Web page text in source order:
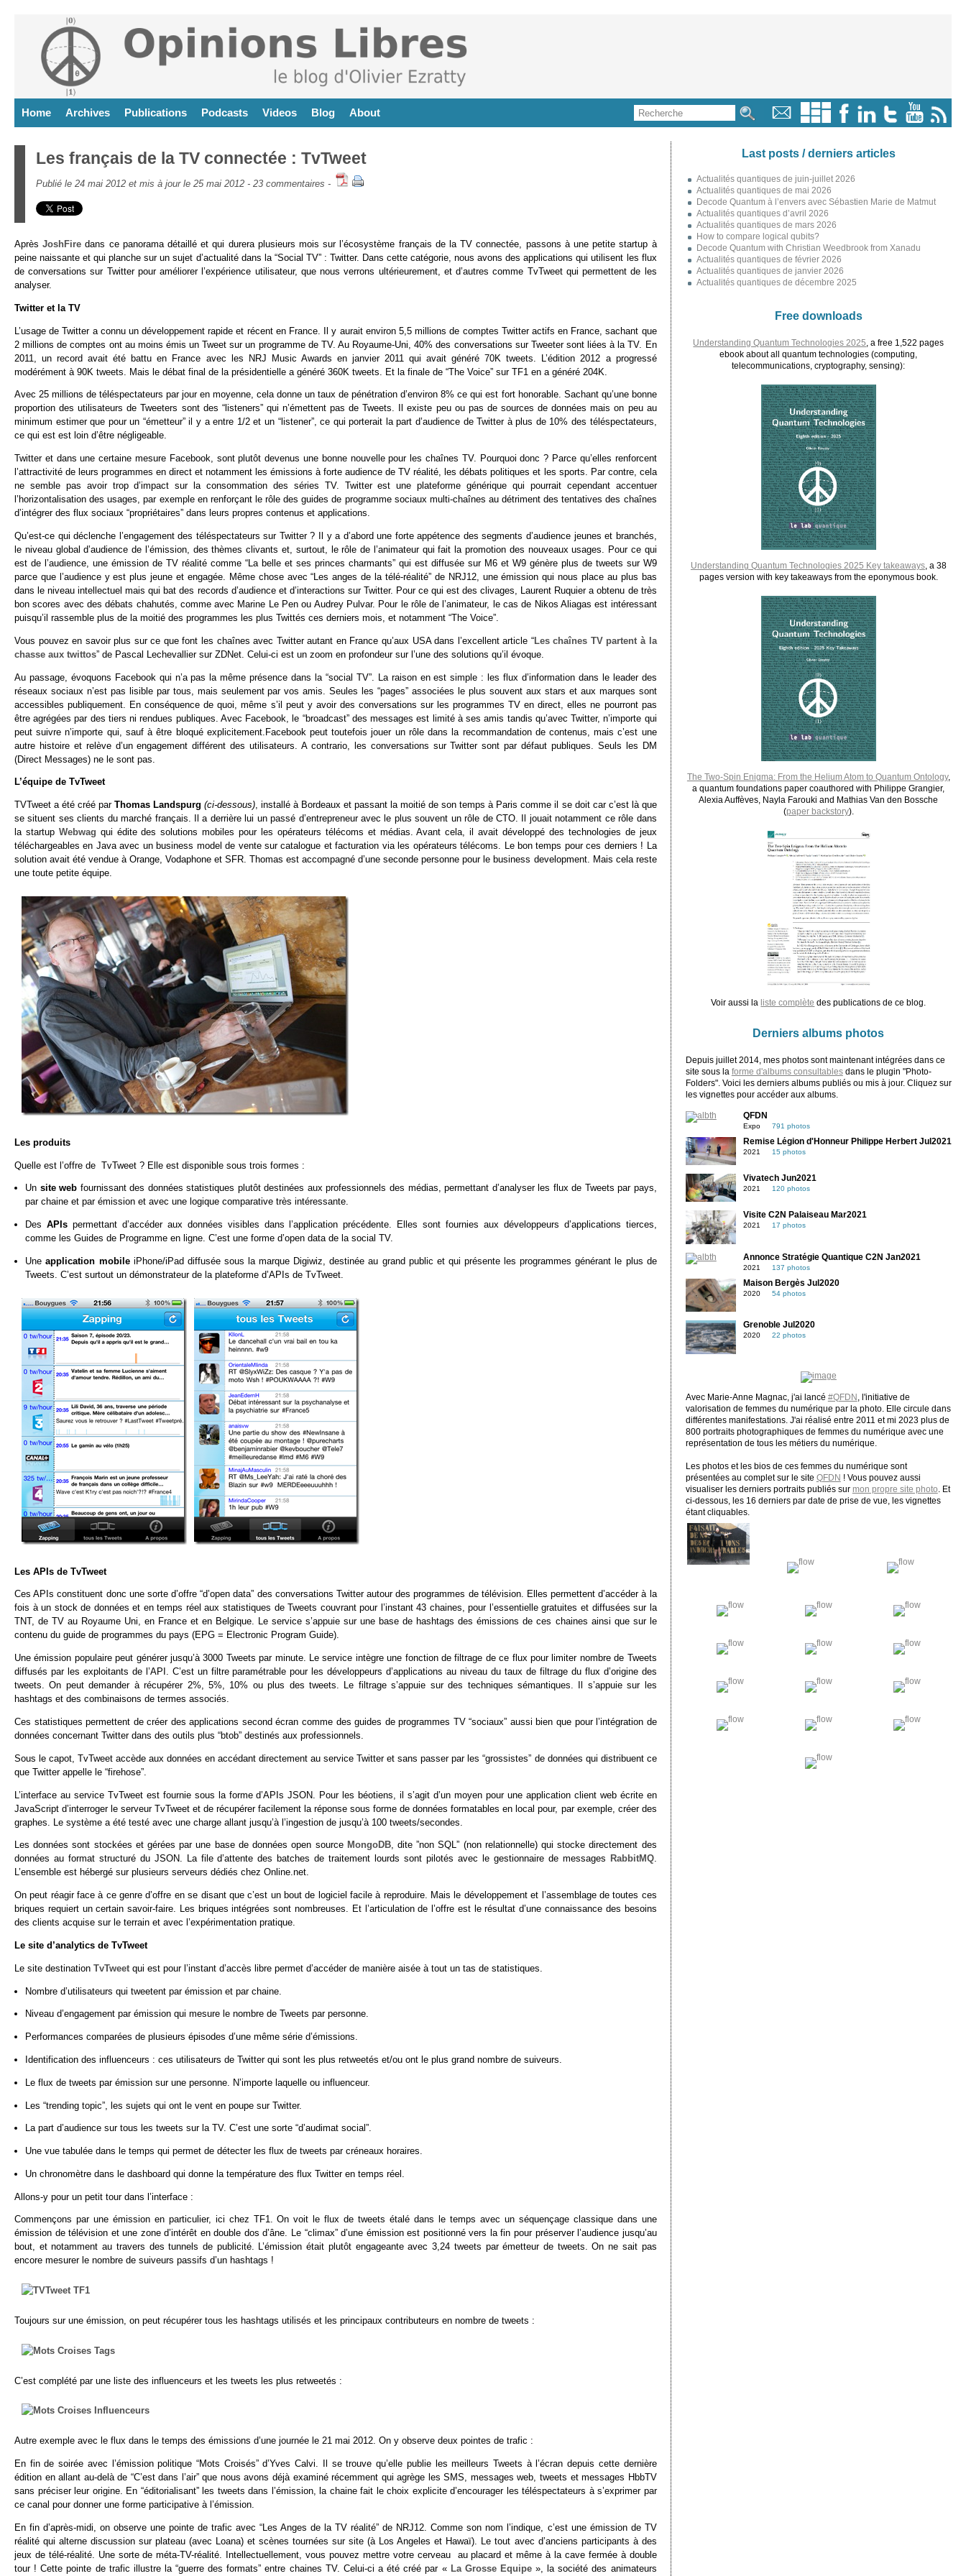
Home Archives Publications Podcasts Videos Blog About
Les français de la TV connectée : TvTweet
Publié le 24 mai 2012 et mis à jour le 25 mai 2012 - 23 commentaires -
AprèsJoshFire dans ce panorama détaillé et qui durera plusieurs mois sur l’écosystème français de la TV connectée, passons à une petite startup à
peine naissante et qui planche sur un sujet d’actualité dans la “Social TV” : Twitter. Dans cette catégorie, nous avons des applications qui utilisent les flux
de conversations sur Twitter pour améliorer l’expérience utilisateur, que nous verrons ultérieurement, et d’autres comme TvTweet qui permettent de les
analyser.
Twitter et la TV
L’usage de Twitter a connu un développement rapide et récent en France. Il y aurait environ 5,5 millions de comptes Twitter actifs en France, sachant que
2 millions de comptes ont au moins émis un Tweet sur un programme de TV. Au Royaume-Uni, 40% des conversations sur Tweeter sont liées à la TV. En
2011, un record avait été battu en France avec les NRJ Music Awards en janvier 2011 qui avait généré 70K tweets. L’édition 2012 a progressé
modérément à 90K tweets. Mais le débat final de la présidentielle a généré 360K tweets. Et la finale de “The Voice” sur TF1 en a généré 204K.
Avec 25 millions de téléspectateurs par jour en moyenne, cela donne un taux de pénétration d’environ 8% ce qui est fort honorable. Sachant qu’une bonne
proportion des utilisateurs de Tweeters sont des “listeners” qui n’émettent pas de Tweets. Il existe peu ou pas de sources de données mais on peu au
minimum estimer que pour un “émetteur” il y a entre 1/2 et un “listener”, ce qui porterait la part d’audience de Twitter à plus de 10% des téléspectateurs,
ce qui est est loin d’être négligeable.
Twitter et dans une certaine mesure Facebook, sont plutôt devenus une bonne nouvelle pour les chaînes TV. Pourquoi donc ? Parce qu’elles renforcent
l’attractivité de leurs programmes en direct et notamment les émissions à forte audience de TV réalité, les débats politiques et les sports. Par contre, cela
ne semble pas avoir trop d’impact sur la consommation des séries TV. Twitter est une plateforme générique qui pourrait cependant accentuer
l’horizontalisation des usages, par exemple en renforçant le rôle des guides de programme sociaux multi-chaînes au détriment des tentatives des chaînes
d’intégrer des flux sociaux “propriétaires” dans leurs propres contenus et applications.
Qu’est-ce qui déclenche l’engagement des téléspectateurs sur Twitter ? Il y a d’abord une forte appétence des segments d’audience jeunes et branchés,
le niveau global d’audience de l’émission, des thèmes clivants et, surtout, le rôle de l’animateur qui fait la promotion des nouveaux usages. Pour ce qui
est de l’audience, une émission de TV réalité comme “La belle et ses princes charmants” qui est diffusée sur M6 et W9 génère plus de tweets sur W9
parce que l’audience y est plus jeune et engagée. Même chose avec “Les anges de la télé-réalité” de NRJ12, une émission qui nous place au plus bas
dans le niveau intellectuel mais qui bat des records d’audience et d’interactions sur Twitter. Pour ce qui est des clivages, Laurent Ruquier a obtenu de très
bon scores avec des débats chahutés, comme avec Marine Le Pen ou Audrey Pulvar. Pour le rôle de l’animateur, le cas de Nikos Aliagas est intéressant
puisqu’il rassemble plus de la moitié des programmes les plus Twittés ces derniers mois, et notamment “The Voice”.
Vous pouvez en savoir plus sur ce que font les chaînes avec Twitter autant en France qu’aux USA dans l’excellent article “Les chaînes TV partent à la
chasse aux twittos” de Pascal Lechevallier sur ZDNet. Celui-ci est un zoom en profondeur sur l’une des solutions qu’il évoque.
Au passage, évoquons Facebook qui n’a pas la même présence dans la “social TV”. La raison en est simple : les flux d’information dans le leader des
réseaux sociaux n’est pas lisible par tous, mais seulement par vos amis. Seules les “pages” associées le plus souvent aux stars et aux marques sont
accessibles publiquement. En conséquence de quoi, même s’il peut y avoir des conversations sur les programmes TV en direct, elles ne pourront pas
être agrégées par des tiers ni rendues publiques. Avec Facebook, le “broadcast” des messages est limité à ses amis tandis qu’avec Twitter, n’importe qui
peut suivre n’importe qui, sauf à être bloqué explicitement.Facebook peut toutefois jouer un rôle dans la recommandation de contenus, mais c’est une
autre histoire et relève d’un engagement différent des utilisateurs. A contrario, les conversations sur Twitter sont par défaut publiques. Seuls les DM
(Direct Messages) ne le sont pas.
L’équipe de TvTweet
TVTweet a été créé parThomas Landspurg(ci-dessous), installé à Bordeaux et passant la moitié de son temps à Paris comme il se doit car c’est là que
se situent ses clients du marché français. Il a derrière lui un passé d’entrepreneur avec le plus souvent un rôle de CTO. Il jouait notamment ce rôle dans
la startup Webwag qui édite des solutions mobiles pour les opérateurs télécoms et médias. Avant cela, il avait développé des technologies de jeux
téléchargeables en Java avec un business model de vente sur catalogue et facturation via les opérateurs télécoms. Le bon temps pour ces derniers ! La
solution avait été vendue à Orange, Vodaphone et SFR. Thomas est accompagné d’une seconde personne pour le business development. Mais cela reste
une toute petite équipe.
Les produits
Quelle est l’offre de TvTweet ? Elle est disponible sous trois formes :
Un site web fournissant des données statistiques plutôt destinées aux professionnels des médias, permettant d’analyser les flux de Tweets par pays,
par chaine et par émission et avec une logique comparative très intéressante.
DesAPIs permettant d’accéder aux données visibles dans l’application précédente. Elles sont fournies aux développeurs d’applications tierces,
comme les Guides de Programme en ligne. C’est une forme d’open data de la social TV.
Uneapplication mobileiPhone/iPad diffusée sous la marque Digiwiz, destinée au grand public et qui présente les programmes générant le plus de
Tweets. C’est surtout un démonstrateur de la plateforme d’APIs de TvTweet.
Les APIs de TvTweet
Ces APIs constituent donc une sorte d’offre “d’open data” des conversations Twitter autour des programmes de télévision. Elles permettent d’accéder à la
fois à un stock de données et en temps réel aux statistiques de Tweets couvrant pour l’instant 43 chaines, pour l’essentielle gratuites et diffusées sur la
TNT, de TV au Royaume Uni, en France et en Belgique. Le service s’appuie sur une base de hashtags des émissions de ces chaines ainsi que sur le
contenu du guide de programmes du pays (EPG = Electronic Program Guide).
Une émission populaire peut générer jusqu’à 3000 Tweets par minute. Le service intègre une fonction de filtrage de ce flux pour limiter nombre de Tweets
diffusés par les exploitants de l’API. C’est un filtre paramétrable pour les développeurs d’applications au niveau du taux de filtrage du flux d’origine des
tweets. On peut demander à récupérer 2%, 5%, 10% ou plus des tweets. Le filtrage s’appuie sur des techniques sémantiques. Il s’appuie sur les
hashtags et des combinaisons de termes associés.
Ces statistiques permettent de créer des applications second écran comme des guides de programmes TV “sociaux” aussi bien que pour l’intégration de
données concernant Twitter dans des outils plus “btob” destinés aux professionnels.
Sous le capot, TvTweet accède aux données en accédant directement au service Twitter et sans passer par les “grossistes” de données qui distribuent ce
que Twitter appelle le “firehose”.
L’interface au service TvTweet est fournie sous la forme d’APIs JSON. Pour les béotiens, il s’agit d’un moyen pour une application client web écrite en
JavaScript d’interroger le serveur TvTweet et de récupérer facilement la réponse sous forme de données formatables en local pour, par exemple, créer des
graphes. Le système a été testé avec une charge allant jusqu’à l’ingestion de jusqu’à 100 tweets/secondes.
Les données sont stockées et gérées par une base de données open source MongoDB, dite ”non SQL” (non relationnelle) qui stocke directement des
données au format structuré du JSON. La file d’attente des batches de traitement lourds sont pilotés avec le gestionnaire de messages RabbitMQ.
L’ensemble est hébergé sur plusieurs serveurs dédiés chez Online.net.
On peut réagir face à ce genre d’offre en se disant que c’est un bout de logiciel facile à reproduire. Mais le développement et l’assemblage de toutes ces
briques requiert un certain savoir-faire. Les briques intégrées sont nombreuses. Et l’articulation de l’offre est le résultat d’une connaissance des besoins
des clients acquise sur le terrain et avec l’expérimentation pratique.
Le site d’analytics de TvTweet
Le site destination TvTweet qui est pour l’instant d’accès libre permet d’accéder de manière aisée à tout un tas de statistiques.
Nombre d’utilisateurs qui tweetent par émission et par chaine.
Niveau d’engagement par émission qui mesure le nombre de Tweets par personne.
Performances comparées de plusieurs épisodes d’une même série d’émissions.
Identification des influenceurs : ces utilisateurs de Twitter qui sont les plus retweetés et/ou ont le plus grand nombre de suiveurs.
Le flux de tweets par émission sur une personne. N’importe laquelle ou influenceur.
Les “trending topic”, les sujets qui ont le vent en poupe sur Twitter.
La part d’audience sur tous les tweets sur la TV. C’est une sorte “d’audimat social”.
Une vue tabulée dans le temps qui permet de détecter les flux de tweets par créneaux horaires.
Un chronomètre dans le dashboard qui donne la température des flux Twitter en temps réel.
Allons-y pour un petit tour dans l’interface :
Commençons par une émission en particulier, ici chez TF1. On voit le flux de tweets étalé dans le temps avec un séquençage classique dans une
émission de télévision et une zone d’intérêt en double dos d’âne. Le “climax” d’une émission est positionné vers la fin pour préserver l’audience jusqu’au
bout, et notamment au travers des tunnels de publicité. L’émission était plutôt engageante avec 3,24 tweets par émetteur de tweets. On ne sait pas
encore mesurer le nombre de suiveurs passifs d’un hashtags !
Toujours sur une émission, on peut récupérer tous les hashtags utilisés et les principaux contributeurs en nombre de tweets :
C’est complété par une liste des influenceurs et les tweets les plus retweetés :
Autre exemple avec le flux dans le temps des émissions d’une journée le 21 mai 2012. On y observe deux pointes de trafic :
En fin de soirée avec l’émission politique “Mots Croisés” d’Yves Calvi. Il se trouve qu’elle publie les meilleurs Tweets à l’écran depuis cette dernière
édition en allant au-delà de “C’est dans l’air” que nous avons déjà examiné récemment qui agrège les SMS, messages web, tweets et messages HbbTV
sans préciser leur origine. En “éditorialisant” les tweets dans l’émission, la chaine fait le choix explicite d’encourager les téléspectateurs à s’exprimer par
ce canal pour donner une forme participative à l’émission.
En fin d’après-midi, on observe une pointe de trafic avec “Les Anges de la TV réalité” de NRJ12. Comme son nom l’indique, c’est une émission de TV
réalité qui alterne discussion sur plateau (avec Loana) et scènes tournées sur site (à Los Angeles et Hawaï). Le tout avec d’anciens participants à des
jeux de télé-réalité. Une sorte de méta-TV-réalité. Intellectuellement, vous pouvez mettre votre cerveau au placard et même à la cave fermée à double
tour ! Cette pointe de trafic illustre la “guerre des formats” entre chaines TV. Celui-ci a été créé par « La Grosse Equipe», la société des animateurs
Last posts / derniers articles
Actualités quantiques de juin-juillet 2026
Actualités quantiques de mai 2026
Decode Quantum à l’envers avec Sébastien Marie de Matmut
Actualités quantiques d’avril 2026
Actualités quantiques de mars 2026
How to compare logical qubits?
Decode Quantum with Christian Weedbrook from Xanadu
Actualités quantiques de février 2026
Actualités quantiques de janvier 2026
Actualités quantiques de décembre 2025
Free downloads
Understanding Quantum Technologies 2025 , a free 1,522 pages
ebook about all quantum technologies (computing,
telecommunications, cryptography, sensing):
Understanding Quantum Technologies 2025 Key takeaways, a 38
pages version with key takeaways from the eponymous book.
The Two-Spin Enigma: From the Helium Atom to Quantum Ontology,
a quantum foundations paper coauthored with Philippe Grangier,
Alexia Auffèves, Nayla Farouki and Mathias Van den Bossche
(paper backstory).
Voir aussi la liste complète des publications de ce blog.
Derniers albums photos
Depuis juillet 2014, mes photos sont maintenant intégrées dans ce
site sous la forme d'albums consultablesdans le plugin "Photo-
Folders". Voici les derniers albums publiés ou mis à jour. Cliquez sur
les vignettes pour accéder aux albums.
QFDN
Expo 791 photos
Remise Légion d'Honneur Philippe Herbert Jul2021
2021 15 photos
Vivatech Jun2021
2021 120 photos
Visite C2N Palaiseau Mar2021
2021 17 photos
Annonce Stratégie Quantique C2N Jan2021
2021 137 photos
Maison Bergès Jul2020
2020 54 photos
Grenoble Jul2020
2020 22 photos
Avec Marie-Anne Magnac, j'ai lancé #QFDN
, l'initiative de
valorisation de femmes du numérique par la photo. Elle circule dans
différentes manifestations. J'ai réalisé entre 2011 et mi 2023 plus de
800 portraits photographiques de femmes du numérique avec une
représentation de tous les métiers du numérique.
Les photos et les bios de ces femmes du numérique sont
présentées au complet sur le site QFDN ! Vous pouvez aussi
visualiser les derniers portraits publiés sur mon propre site photo . Et
ci-dessous, les 16 derniers par date de prise de vue, les vignettes
étant cliquables.